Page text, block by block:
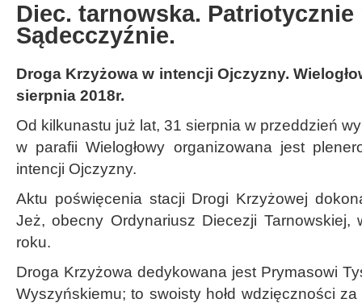
Diec. tarnowska. Patriotycznie
Sądecczyźnie.
Droga Krzyżowa w intencji Ojczyzny.
sierpnia 2018r.
Od kilkunastu już lat, 31 sierpnia w przeddzień
w parafii Wielogłowy organizowana jest
intencji Ojczyzny.
Aktu poświęcenia stacji Drogi Krzyżowej
Jeż, obecny Ordynariusz Diecezji
roku.
Droga Krzyżowa dedykowana jest Prymasowi
Wyszyńskiemu; to swoisty hołd wdzięczności